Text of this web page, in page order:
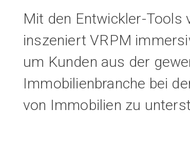
Mit den Entwickler-
inszeniert VRPM
um Kunden aus der
Immobilienbranche bei
von Immobilien zu